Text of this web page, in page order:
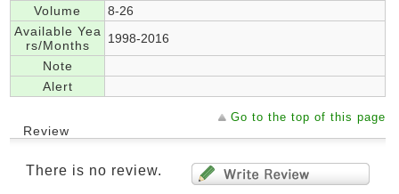
Volume
8-26
Available Yea
rs/Months
1998-2016
Note
Alert
Go to the top of this page
Review
There is no review.